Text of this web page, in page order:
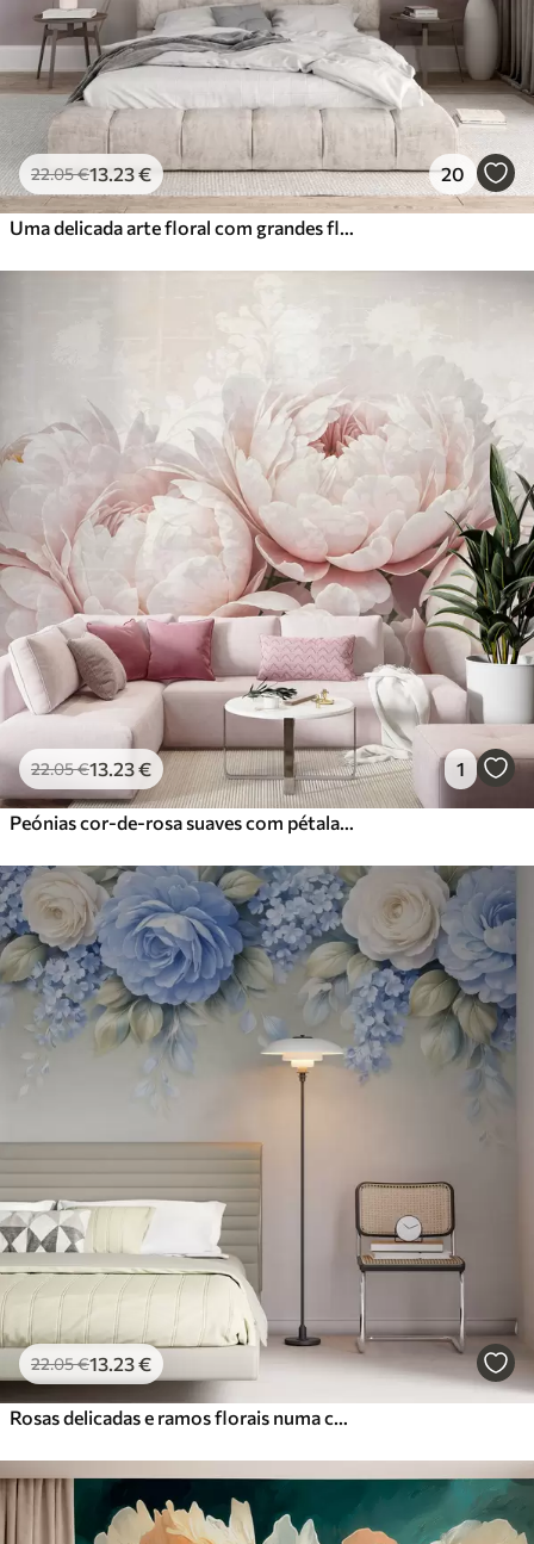
22.05€13.23€ 20
Uma delicada arte floral com grandes flores de cor pastel com pétalas translúcidas, caules suaves e um fundo suave e difuso
22.05€13.23€ 1
Peónias cor-de-rosa suaves com pétalas delicadas sobre um fundo vintage com textura clara
22.05€13.23€
Rosas delicadas e ramos florais numa composição botânica inspirada na porcelana, com pétalas suaves dispostas em camadas e folhas elegantes e esvoaçantes